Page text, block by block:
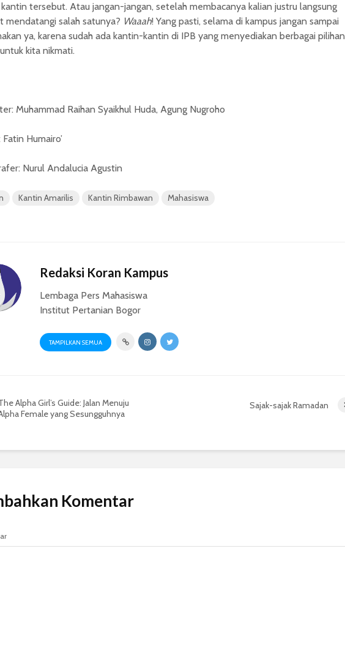
tersebut. Atau jangan-jangan, setelah membacanya kalian justru langsung
mendatangi salah satunya? Waaah! Yang pasti, selama di kampus jangan sampai
ya, karena sudah ada kantin-kantin di IPB yang menyediakan berbagai pilihan
kita nikmati.
Muhammad Raihan Syaikhul Huda, Agung Nugroho
Humairo’
Nurul Andalucia Agustin
Kantin Amarilis Kantin Rimbawan Mahasiswa
Redaksi Koran Kampus
Lembaga Pers Mahasiswa
Institut Pertanian Bogor
TAMPILKAN SEMUA
Alpha Girl’s Guide: Jalan Menuju
Female yang Sesungguhnya
Sajak-sajak Ramadan
Komentar